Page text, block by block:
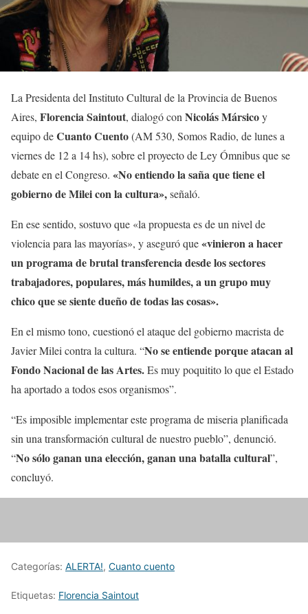
La Presidenta del Instituto Cultural de la Provincia de Buenos
Aires, Florencia Saintout, dialogó con NicolásMársicoy
equipo deCuanto Cuento(AM 530, Somos Radio, de lunes a
viernes de 12 a 14 hs), sobre el proyecto de Ley Ómnibus que se
debate en el Congreso. «No entiendo la saña que tiene el
gobierno de Milei con la cultura»,señaló.
En ese sentido, sostuvo que «la propuesta es de un nivel de
violencia para las mayorías», y aseguró que«vinieron a hacer
un programa de brutal transferencia desde los sectores
trabajadores, populares, más humildes, a un grupo muy
chico que se siente dueño de todas las cosas».
En el mismo tono, cuestionó el ataque del gobierno macrista de
Javier Milei contra la cultura. “No se entiende porque atacan al
Fondo Nacional de las Artes.Es muy poquitito lo que el Estado
ha aportado a todos esos organismos”.
“Es imposible implementar este programa de miseria planificada
sin una transformación cultural de nuestro pueblo”, denunció.
“No sólo ganan una elección, ganan una batalla cultural”,
concluyó.
Categorías: ALERTA!, Cuanto cuento
Etiquetas: Florencia Saintout